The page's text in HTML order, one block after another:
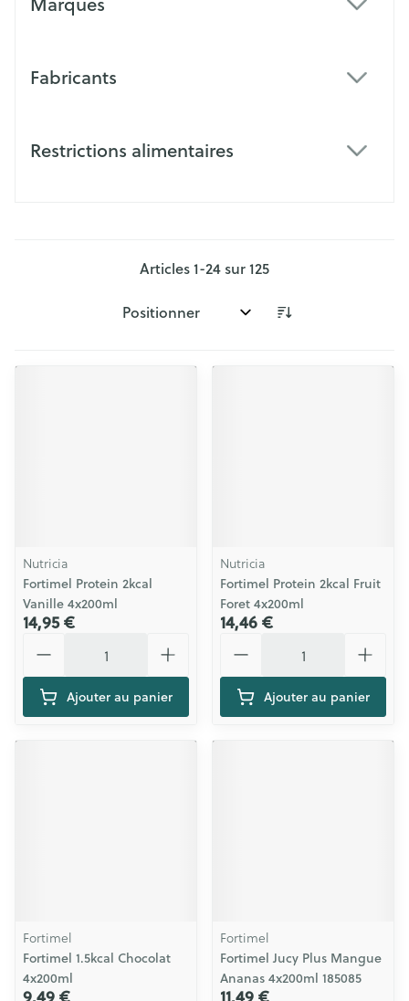
Fabricants
Restrictions alimentaires
Articles1-24sur125
Trier par:
Nutricia
Fortimel Protein 2kcal
Vanille 4x200ml
14,95 €
Ajouter au panier
Nutricia
Fortimel Protein 2kcal Fruit
Foret 4x200ml
14,46 €
Ajouter au panier
Fortimel
Fortimel 1.5kcal Chocolat
4x200ml
Fortimel
Fortimel Jucy Plus Mangue
Ananas 4x200ml 185085